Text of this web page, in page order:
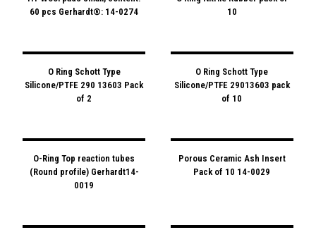
60 pcs Gerhardt®: 14-0274
10
O Ring Schott Type
Silicone/PTFE 290 13603 Pack
of 2
O Ring Schott Type
Silicone/PTFE 29013603 pack
of 10
O-Ring Top reaction tubes
(Round profile) Gerhardt14-
0019
Porous Ceramic Ash Insert
Pack of 10 14-0029